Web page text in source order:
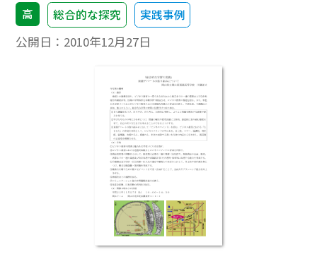
高 総合的な探究 実践事例
公開日： 2010年12月27日